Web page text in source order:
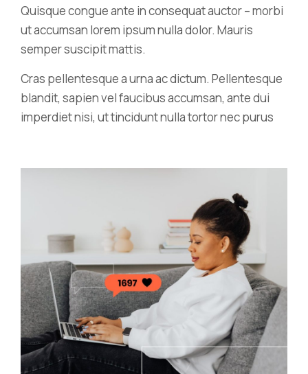
Quisque congue ante in consequat auctor – morbi
ut accumsan lorem ipsum nulla dolor. Mauris
semper suscipit mattis.
Cras pellentesque a urna ac dictum. Pellentesque
blandit, sapien vel faucibus accumsan, ante dui
imperdiet nisi, ut tincidunt nulla tortor nec purus